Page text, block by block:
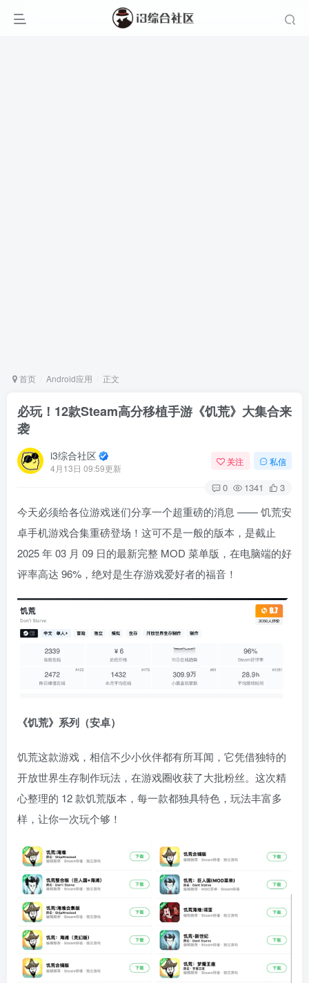
首页 Android应用 正文
必玩！12款Steam高分移植手游《饥荒》大集合来
袭
i3综合社区
4月13日 09:59更新
关注 私信
0 1341 3
今天必须给各位游戏迷们分享一个超重磅的消息 —— 饥荒安
卓手机游戏合集重磅登场！这可不是一般的版本，是截止
2025 年 03 月 09 日的最新完整 MOD 菜单版，在电脑端的好
评率高达 96%，绝对是生存游戏爱好者的福音！
《饥荒》系列（安卓）
饥荒这款游戏，相信不少小伙伴都有所耳闻，它凭借独特的
开放世界生存制作玩法，在游戏圈收获了大批粉丝。这次精
心整理的 12 款饥荒版本，每一款都独具特色，玩法丰富多
样，让你一次玩个够！